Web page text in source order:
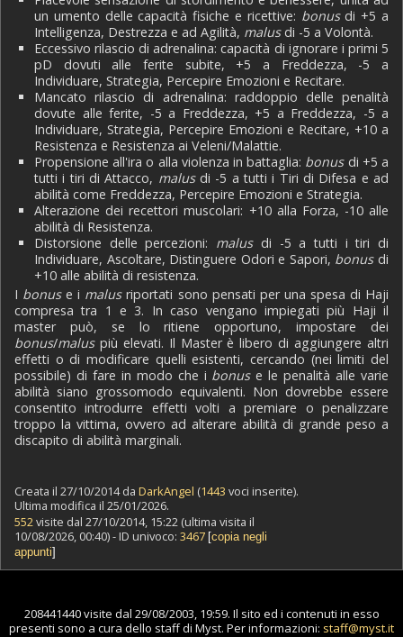
un umento delle capacità fisiche e ricettive: bonusdi +5 a
Intelligenza, Destrezza e ad Agilità, malusdi -5 a Volontà.
Eccessivo rilascio di adrenalina: capacità di ignorare i primi 5
pD dovuti alle ferite subite, +5 a Freddezza, -5 a
Individuare, Strategia, Percepire Emozioni e Recitare.
Mancato rilascio di adrenalina: raddoppio delle penalità
dovute alle ferite, -5 a Freddezza, +5 a Freddezza, -5 a
Individuare, Strategia, Percepire Emozioni e Recitare, +10 a
Resistenza e Resistenza ai Veleni/Malattie.
Propensione all'ira o alla violenza in battaglia: bonusdi +5 a
tutti i tiri di Attacco, malusdi -5 a tutti i Tiri di Difesa e ad
abilità come Freddezza, Percepire Emozioni e Strategia.
Alterazione dei recettori muscolari: +10 alla Forza, -10 alle
abilità di Resistenza.
Distorsione delle percezioni: malusdi -5 a tutti i tiri di
Individuare, Ascoltare, Distinguere Odori e Sapori, bonusdi
+10 alle abilità di resistenza.
I bonuse i malusriportati sono pensati per una spesa di Haji
compresa tra 1 e 3. In caso vengano impiegati più Haji il
master può, se lo ritiene opportuno, impostare dei
bonus/maluspiù elevati. Il Master è libero di aggiungere altri
effetti o di modificare quelli esistenti, cercando (nei limiti del
possibile) di fare in modo che i bonuse le penalità alle varie
abilità siano grossomodo equivalenti. Non dovrebbe essere
consentito introdurre effetti volti a premiare o penalizzare
troppo la vittima, ovvero ad alterare abilità di grande peso a
discapito di abilità marginali.
Creata il 27/10/2014 da DarkAngel (1443 voci inserite).
Ultima modifica il 25/01/2026.
552visite dal 27/10/2014, 15:22 (ultima visita il
10/08/2026, 00:40) - ID univoco: 3467 [copia negli
appunti]
208441440 visite dal 29/08/2003, 19:59. Il sito ed i contenuti in esso
presenti sono a cura dello staff di Myst. Per informazioni: staff@myst.it